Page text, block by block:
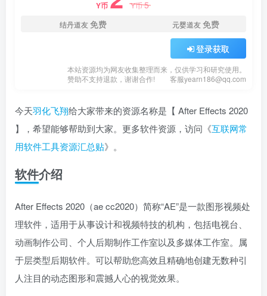
Y币 Y币5
结丹道友免费 元婴道友免费
登录获取
本站资源均为网友收集整理而来，仅供学习和研究使用。
赞助不支持退款，谢谢合作!
客服yearn186@qq.com
今天羽化飞翔给大家带来的资源名称是【 After Effects 2020
】，希望能够帮助到大家。更多软件资源，访问《互联网常
用软件工具资源汇总贴》。
软件介绍
After Effects 2020（ae cc2020）简称“AE”是一款图形视频处
理软件，适用于从事设计和视频特技的机构，包括电视台、
动画制作公司、个人后期制作工作室以及多媒体工作室。属
于层类型后期软件。可以帮助您高效且精确地创建无数种引
人注目的动态图形和震撼人心的视觉效果。